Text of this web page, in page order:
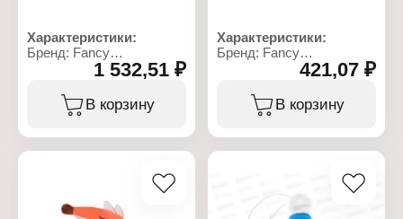
Характеристики:
Бренд: Fancy
Артикул: LEN1
Тип товара: Мягкая
игрушка
Модель: "Ленивец"
1 532,51 ₽
В корзину
Характеристики:
Бренд: Fancy
Артикул: SVLE01
Тип товара: Мягкая
игрушка
Модель: "Ленивец"
421,07 ₽
В корзину